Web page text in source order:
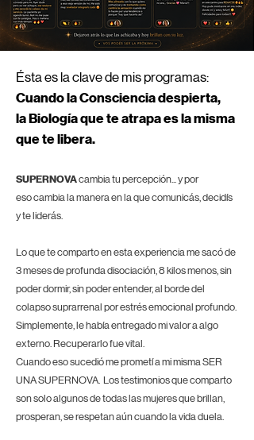
Ésta es la clave de mis programas:
Cuando la Consciencia despierta,
la Biología que te atrapa es la misma
que te libera.
SUPERNOVAcambia tu percepción... y por
esocambia la manera en la que comunicás,decidís
y teliderás.
Lo que te comparto en esta experiencia me sacó de
3 meses de profunda disociación, 8 kilos menos, sin
poder dormir, sin poder entender, al borde del
colapso suprarrenal por estrés emocional profundo.
Simplemente, le había entregado mi valor a algo
externo. Recuperarlo fue vital.
Cuando eso sucedió me prometí a mi misma SER
UNA SUPERNOVA. Los testimonios que comparto
son solo algunos de todas las mujeres que brillan,
prosperan, se respetan aún cuando la vida duela.